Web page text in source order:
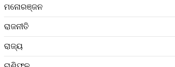
ମନୋରଞ୍ଜନ
ରାଜନୀତି
ରାଜ୍ୟ